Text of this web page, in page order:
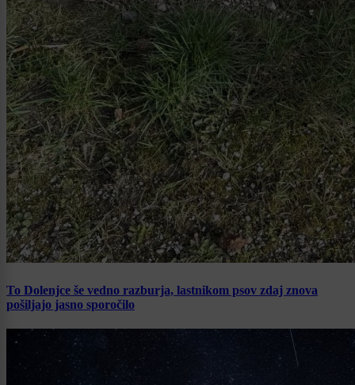
To Dolenjce še vedno razburja, lastnikom psov zdaj znova
pošiljajo jasno sporočilo